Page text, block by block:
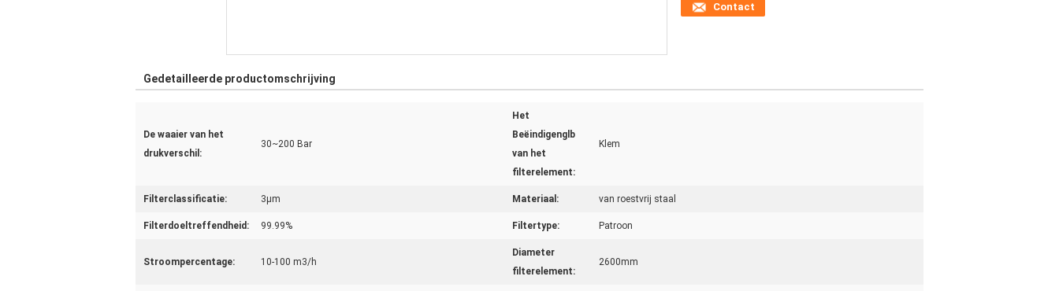
Contact
Gedetailleerde productomschrijving
De waaier van het
drukverschil:
30~200 Bar
Het
Beëindigenglb
van het
filterelement:
Klem
Filterclassificatie: 3μm Materiaal: van roestvrij staal
Filterdoeltreffendheid: 99.99% Filtertype: Patroon
Stroompercentage: 10-100 m3/h
Diameter
filterelement:
2600mm